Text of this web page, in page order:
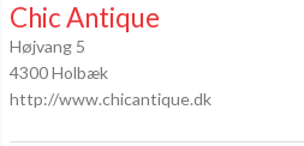
Chic Antique
Højvang 5
4300 Holbæk
http://www.chicantique.dk